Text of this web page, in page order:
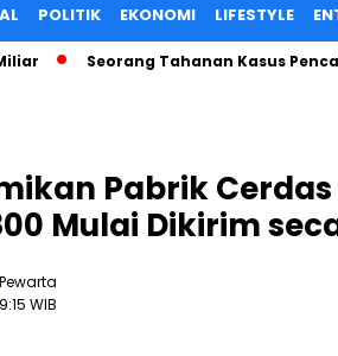
POLITIK EKONOMI LIFESTYLE
Seorang Tahanan Kasus
Pabrik
Mulai Dikirim
WIB